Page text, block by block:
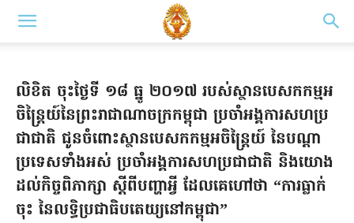
លិ​​ខិត​ ចុះ​ថ្ងៃ​ទី​ ១៨​ ធ្នូ ​២០​១៧​ រ​បស់​ស្ថាន​បេ​ស​ក​កម្ម​អ​
ចិ​ន្ត្រៃយ៍នៃ​ព្រះ​រា​ជា​ណា​ចក្រ​កម្ពុជា​ ប្រ​ចាំ​អង្គ​ការ​ស​ហ​ប្រ​
ជា​ជាតិ​ ជូន​ចំ​ពោះ​ស្ថាន​បេស​ក​កម្ម​អ​ចិ​ន្រ្ដៃយ៍ ​នៃ​ប​ណ្ដា​
ប្រទេស​ទាំង​អស់​ ប្រចាំអង្គការ​ស​ហ​ប្រ​ជា​ជាតិ​ និង​យោង​
ដល់​កិច្ច​ពិ​ភា​ក្សា​ ស្ដី​ពី​ប​ញ្ហា​អ្វី​ ដែល​គេ​ហៅ​ថា​ “ការ​ធ្លាក់​
ចុះ ​នៃ​លទ្ធិ​ប្រ​ជា​ធិប​តេយ្យ​នៅ​ក​ម្ពុ​ជា​”